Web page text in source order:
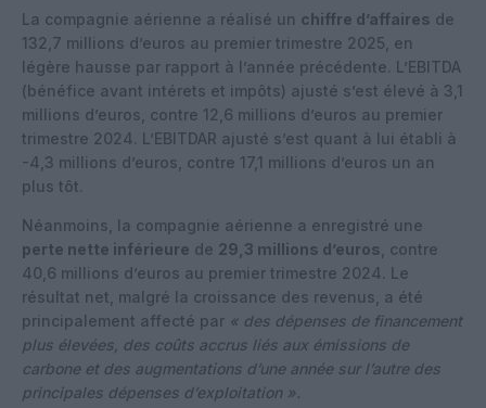
La compagnie aérienne a réalisé un chiffre d’affaires de
132,7 millions d’euros au premier trimestre 2025, en
légère hausse par rapport à l’année précédente. L’EBITDA
(bénéfice avant intérets et impôts) ajusté s’est élevé à 3,1
millions d’euros, contre 12,6 millions d’euros au premier
trimestre 2024. L’EBITDAR ajusté s’est quant à lui établi à
-4,3 millions d’euros, contre 17,1 millions d’euros un an
plus tôt.
Néanmoins, la compagnie aérienne a enregistré une
perte nette inférieure de 29,3 millions d’euros , contre
40,6 millions d’euros au premier trimestre 2024. Le
résultat net, malgré la croissance des revenus, a été
principalement affecté par « des dépenses de financement
plus élevées, des coûts accrus liés aux émissions de
carbone et des augmentations d’une année sur l’autre des
principales dépenses d’exploitation ».